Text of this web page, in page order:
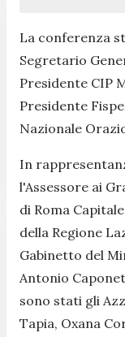
La conferenza
Segretario
Presidente CIP
Presidente
Nazionale
In
l'Assessore ai
di Roma
della Regione
Gabinetto del
Antonio
sono stati gli
Tapia, Oxana